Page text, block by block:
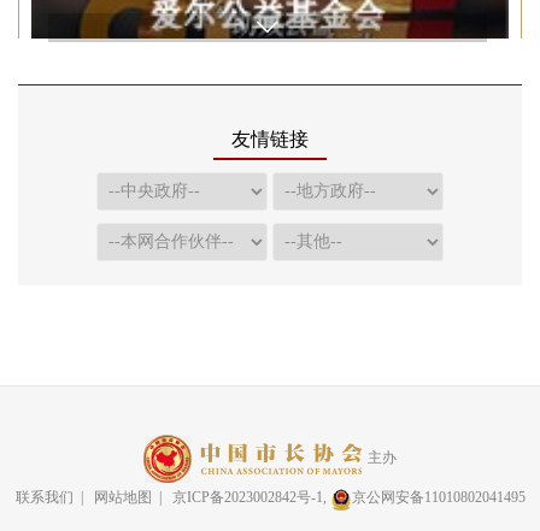
友情链接
主办
联系我们 网站地图 | 京ICP备2023002842号-1, 京公网安备11010802041495